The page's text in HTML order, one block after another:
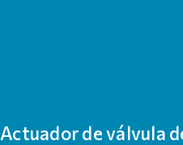
Actuador de válvula